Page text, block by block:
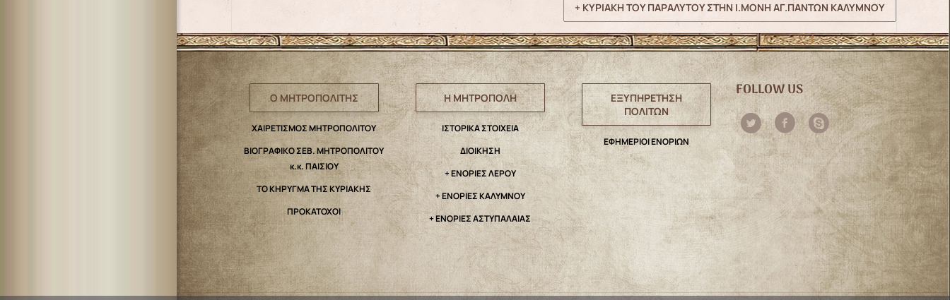
+ ΚΥΡΙΑΚΗ ΤΟΥ ΠΑΡΑΛΥΤΟΥ ΣΤΗΝ Ι.ΜΟΝΗ ΑΓ.ΠΑΝΤΩΝ ΚΑΛΥΜΝΟΥ
Ο ΜΗΤΡΟΠΟΛΙΤΗΣ
ΧΑΙΡΕΤΙΣΜΟΣ ΜΗΤΡΟΠΟΛΙΤΟΥ
ΒΙΟΓΡΑΦΙΚΟ ΣΕΒ. ΜΗΤΡΟΠΟΛΙΤΟΥ
κ.κ. ΠΑΙΣΙΟΥ
ΤΟ ΚΗΡΥΓΜΑ ΤΗΣ ΚΥΡΙΑΚΗΣ
ΠΡΟΚΑΤΟΧΟΙ
Η ΜΗΤΡΟΠΟΛΗ
IΣΤΟΡΙΚΑ ΣΤΟΙΧΕΙΑ
ΔΙΟΙΚΗΣΗ
+ ΕΝΟΡΙΕΣ ΛΕΡΟΥ
+ ΕΝΟΡΙΕΣ ΚΑΛΥΜΝΟΥ
+ ΕΝΟΡΙΕΣ ΑΣΤΥΠΑΛΑΙΑΣ
ΕΞΥΠΗΡΕΤΗΣΗ
ΠΟΛΙΤΩΝ
ΕΦΗΜΕΡΙΟΙ ΕΝΟΡΙΩΝ
FOLLOW US